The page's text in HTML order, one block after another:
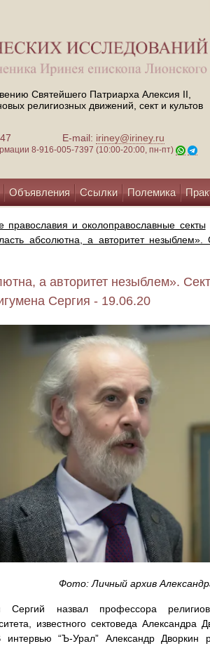
Святейшего Патриарха Алексия II,
религиозных движений, сект и культов
47 E-mail: iriney@iriney.ru
8-916-005-7397 (10:00-20:00, пн-пт)
Объявления Ссылки Полемика
православия и околоправославные секты
абсолютна, а авторитет незыблем».
а авторитет незыблем».
Сергия - 19.06.20
Фото: Личный архив
Сергий назвал профессора
известного сектоведа
“Ъ-Урал” Александр Дворкин